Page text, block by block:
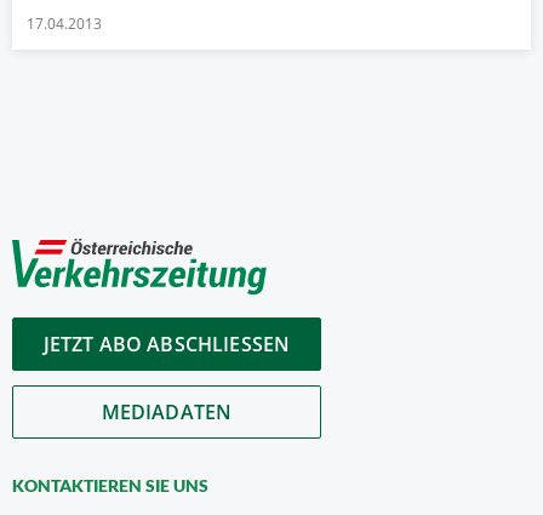
17.04.2013
JETZT ABO ABSCHLIESSEN
MEDIADATEN
KONTAKTIEREN SIE UNS